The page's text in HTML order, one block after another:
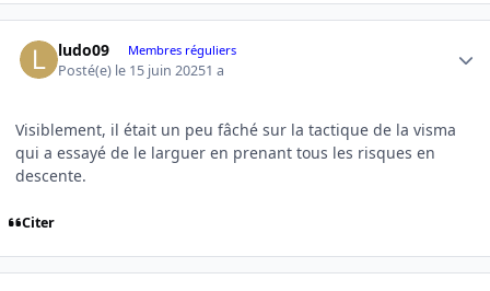
ludo09 Membres réguliers
Posté(e) le 15 juin 20251 a
Visiblement, il était un peu fâché sur la tactique de la visma
qui a essayé de le larguer en prenant tous les risques en
descente.
Citer